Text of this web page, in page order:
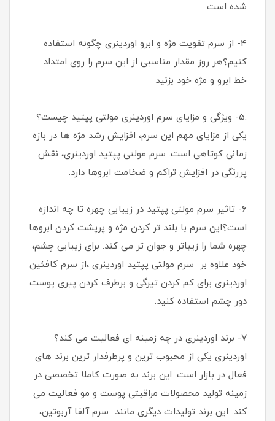
شده است.
4- از سرم تقویت مژه و ابرو اوردینری چگونه استفاده
کنیم؟هر روز مقدار مناسبی از این سرم را روی امتداد
خط ابرو و مژه خود بزنید
.5- ویژگی و مزایای سرم اوردینری مولتی پپتید چیست؟
یکی از مزایای مهم این سرم، افزایش رشد مژه ها در بازه
زمانی کوتاهی است. سرم مولتی پپتید اوردینری، نقش
پررنگی در افزایش تراکم و ضخامت ابروها دارد.
6- تاثیر سرم مولتی پپتید در زیبایی چهره تا چه اندازه
است؟این سرم با بلند تر کردن مژه و پرپشت کردن ابروها
چهره شما را زیباتر و جوان تر می کند. برای زیبایی چشم،
خود علاوه بر سرم مولتی پپتید اوردینری ،از سرم کافئین
اوردینری برای کم کردن تیرگی و برطرف کردن پیری پوست
دور چشم استفاده کنید.
7- برند اوردینری در چه زمینه ای فعالیت می کند؟
اوردینری یکی از محبوب ترین و پرطرفدار ترین برند های
فعال در بازار است. این برند به صورت کاملا تخصصی در
زمینه تولید محصولات مراقبتی پوست و مو فعالیت می
کند. این برند تولیدات دیگری مانند سرم آلفا آربوتین،